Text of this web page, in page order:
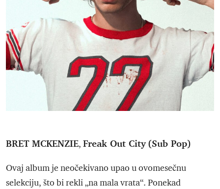
BRET MCKENZIE, Freak Out City (Sub Pop)
Ovaj album je neočekivano upao u ovomesečnu
selekciju, što bi rekli „na mala vrata“. Ponekad